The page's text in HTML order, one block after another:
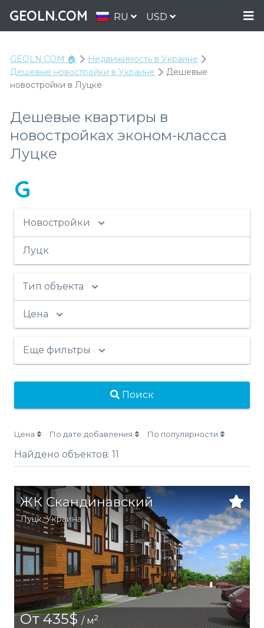
GEOLN.COM RU USD
GEOLN.COM 🏠
Недвижимость в Украине
Дешевые новостройки в Украине
Дешевые
новостройки в Луцке
Дешевые квартиры в
новостройках эконом-класса
Луцке
G
Новостройки
Луцк
Тип объекта
Цена
Еще фильтры
Поиск
Цена По дате добавления По популярности
Найдено объектов: 11
ЖК Скандинавский
Луцк,Украина
От 435$ / м2